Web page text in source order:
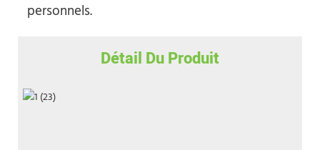
personnels.
Détail Du Produit